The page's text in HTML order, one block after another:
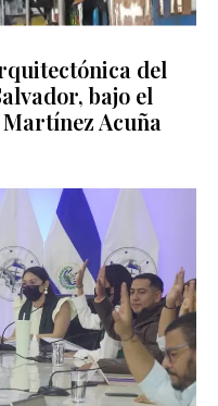
del
bajo el
Acuña